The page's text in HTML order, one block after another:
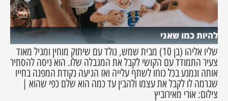
להיות כמו שאני
שליו אליהו (בן 10) מבית שמש, נולד עם שיתוק מוחין ומגיל מאוד
צעיר התמודד עם הקושי לקבל את המגבלה שלו. הוא ניסה להסתיר
אותה ונמנע בכל כוחו לשתף עלייה ואז הגיעה נקודת המפנה בחייו
שגרמה לו לקבל את עצמו ולהבין עד כמה הוא שלם כפי שהוא |
צילום: אורי מאירוביץ